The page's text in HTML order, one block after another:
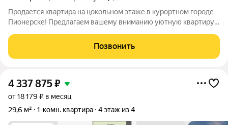
Продается квартира на цокольном этаже в курортном городе
Пионерске! Предлагаем вашему вниманию уютную квартиру-
ремонтом, светлая и полностью оснащена мебелью и
техникой, что делает её идеальным
Позвонить
4 337 875₽
от 18 179 ₽ в месяц
29,6 м²
1-комн. квартира 4 этаж из 4